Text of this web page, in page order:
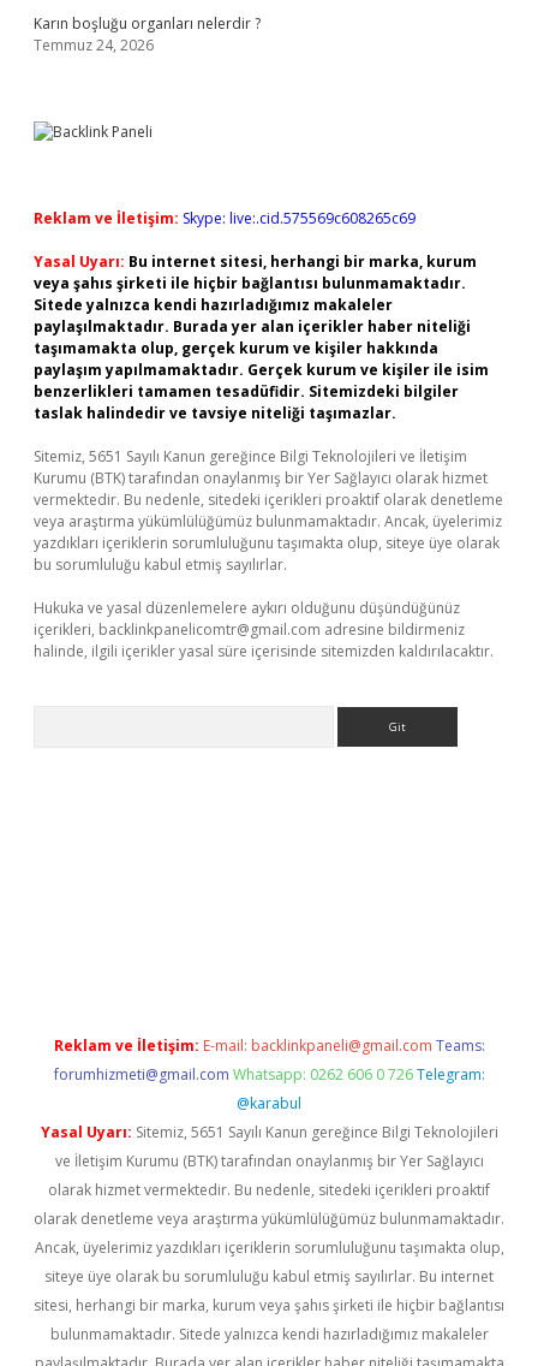
Karın boşluğu organları nelerdir ?
Temmuz 24, 2026
Reklam ve İletişim: Skype: live:.cid.575569c608265c69
Yasal Uyarı: Bu internet sitesi, herhangi bir marka, kurum
veya şahıs şirketi ile hiçbir bağlantısı bulunmamaktadır.
Sitede yalnızca kendi hazırladığımız makaleler
paylaşılmaktadır. Burada yer alan içerikler haber niteliği
taşımamakta olup, gerçek kurum ve kişiler hakkında
paylaşım yapılmamaktadır. Gerçek kurum ve kişiler ile isim
benzerlikleri tamamen tesadüfidir. Sitemizdeki bilgiler
taslak halindedir ve tavsiye niteliği taşımazlar.
Sitemiz, 5651 Sayılı Kanun gereğince Bilgi Teknolojileri ve İletişim
Kurumu (BTK) tarafından onaylanmış bir Yer Sağlayıcı olarak hizmet
vermektedir. Bu nedenle, sitedeki içerikleri proaktif olarak denetleme
veya araştırma yükümlülüğümüz bulunmamaktadır. Ancak, üyelerimiz
yazdıkları içeriklerin sorumluluğunu taşımakta olup, siteye üye olarak
bu sorumluluğu kabul etmiş sayılırlar.
Hukuka ve yasal düzenlemelere aykırı olduğunu düşündüğünüz
içerikleri, backlinkpanelicomtr@gmail.com adresine bildirmeniz
halinde, ilgili içerikler yasal süre içerisinde sitemizden kaldırılacaktır.
Reklam ve İletişim: E-mail: backlinkpaneli@gmail.com Teams:
forumhizmeti@gmail.com Whatsapp: 0262 606 0 726 Telegram:
@karabul
Yasal Uyarı: Sitemiz, 5651 Sayılı Kanun gereğince Bilgi Teknolojileri
ve İletişim Kurumu (BTK) tarafından onaylanmış bir Yer Sağlayıcı
olarak hizmet vermektedir. Bu nedenle, sitedeki içerikleri proaktif
olarak denetleme veya araştırma yükümlülüğümüz bulunmamaktadır.
Ancak, üyelerimiz yazdıkları içeriklerin sorumluluğunu taşımakta olup,
siteye üye olarak bu sorumluluğu kabul etmiş sayılırlar. Bu internet
sitesi, herhangi bir marka, kurum veya şahıs şirketi ile hiçbir bağlantısı
bulunmamaktadır. Sitede yalnızca kendi hazırladığımız makaleler